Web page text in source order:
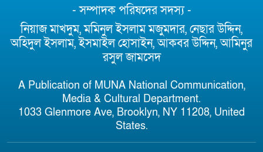
- সম্পাদক পরিষদের সদস্য -
নিয়াজ মাখদুম, মমিনুল ইসলাম মজুমদার, নেছার উদ্দিন,
অহিদুল ইসলাম, ইসমাইল হোসাইন, আকবর উদ্দিন, আমিনুর
রসুল জামসেদ
A Publication of MUNA National Communication,
Media & Cultural Department.
1033 Glenmore Ave, Brooklyn, NY 11208, United
States.